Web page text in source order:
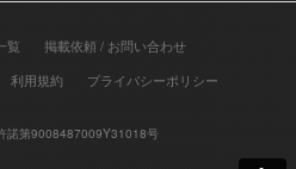
覧
掲載依頼 / お問い合わせ
利用規約 プライバシーポリシー
諾第9008487009Y31018号